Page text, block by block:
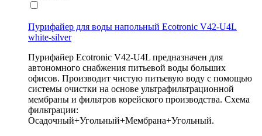
Пурифайер для воды напольный Ecotronic V42-U4L
white-silver
Пурифайер Ecotronic V42-U4L предназначен для
автономного снабжения питьевой воды больших
офисов. Производит чистую питьевую воду с помощью
системы очистки на основе ультрафильтрационной
мембраны и фильтров корейского производства. Схема
фильтрации:
Осадочный+Угольный+Мембрана+Угольный.